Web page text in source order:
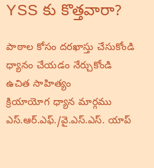
YSS కు కొత్తవారా?
పాఠాల కోసం దరఖాస్తు చేసుకోండి
ధ్యానం చేయడం నేర్చుకోండి
ఉచిత సాహిత్యం
క్రియాయోగ ధ్యాన మార్గము
ఎస్.ఆర్.ఎఫ్./వై.ఎస్.ఎస్. యాప్